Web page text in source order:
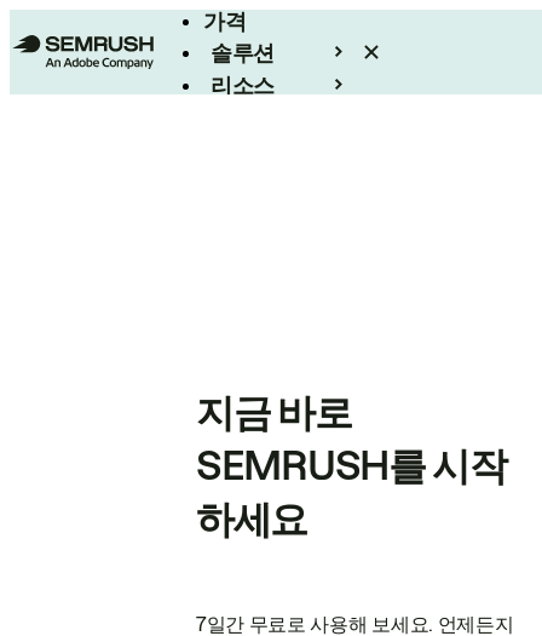
가격
솔루션
리소스
지금 바로
SEMRUSH를 시작
하세요
7일간 무료로 사용해 보세요. 언제든지